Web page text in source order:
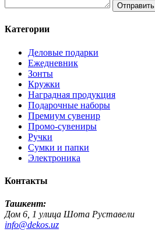
Отправить
Категории
Деловые подарки
Ежедневник
Зонты
Кружки
Наградная продукция
Подарочные наборы
Премиум сувенир
Промо-сувениры
Ручки
Сумки и папки
Электроника
Контакты
Ташкент:
Дом 6, 1 улица Шота Руставели
info@dekos.uz